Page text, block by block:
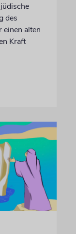
des
einen alten
Kraft